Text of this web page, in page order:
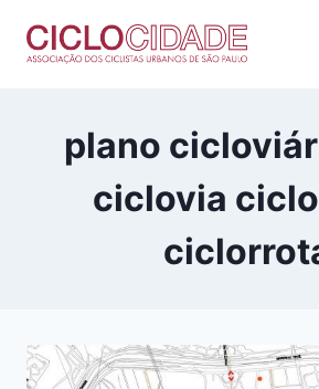
para
plano
ciclovia